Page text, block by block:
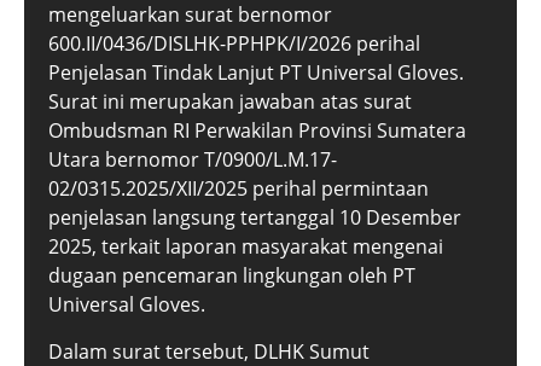
mengeluarkan surat bernomor
600.II/0436/DISLHK-PPHPK/I/2026 perihal
Penjelasan Tindak Lanjut PT Universal Gloves.
Surat ini merupakan jawaban atas surat
Ombudsman RI Perwakilan Provinsi Sumatera
Utara bernomor T/0900/L.M.17-
02/0315.2025/XII/2025 perihal permintaan
penjelasan langsung tertanggal 10 Desember
2025, terkait laporan masyarakat mengenai
dugaan pencemaran lingkungan oleh PT
Universal Gloves.
Dalam surat tersebut, DLHK Sumut